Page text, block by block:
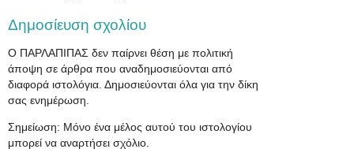
Δημοσίευση σχολίου
Ο ΠΑΡΛΑΠΙΠΑΣ δεν παίρνει θέση με πολιτική
άποψη σε άρθρα που αναδημοσιεύονται από
διαφορά ιστολόγια. Δημοσιεύονται όλα για την δίκη
σας ενημέρωση.
Σημείωση: Μόνο ένα μέλος αυτού του ιστολογίου
μπορεί να αναρτήσει σχόλιο.